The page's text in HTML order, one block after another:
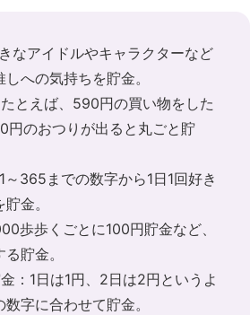
なアイドルやキャラクターなど
への気持ちを貯金。
たとえば、590円の買い物をした
円のおつりが出ると丸ごと貯
～365までの数字から1日1回好き
金。
歩歩くごとに100円貯金など、
貯金。
：1日は1円、2日は2円というよ
字に合わせて貯金。